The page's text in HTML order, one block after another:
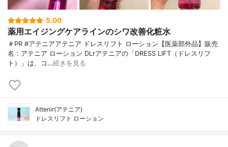
5.00
薬用エイジングケアラインのシワ改善化粧水
＃PR #アテニアアテニア ドレスリフト ローション【医薬部外品】販売
名：アテニア ローション DLrアテニアの「DRESS LIFT（ドレスリフ
ト）」は、コ…続きを見る
Attenir(アテニア)
ドレスリフト ローション